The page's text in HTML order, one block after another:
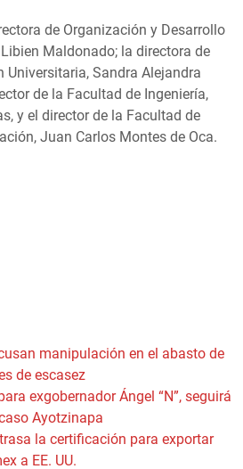
de Organización y Desarrollo
Maldonado; la directora de
Universitaria, Sandra Alejandra
de la Facultad de Ingeniería,
y el director de la Facultad de
Juan Carlos Montes de Oca.
manipulación en el abasto de
de escasez
exgobernador Ángel “N”, seguirá
Ayotzinapa
la certificación para exportar
a EE. UU.